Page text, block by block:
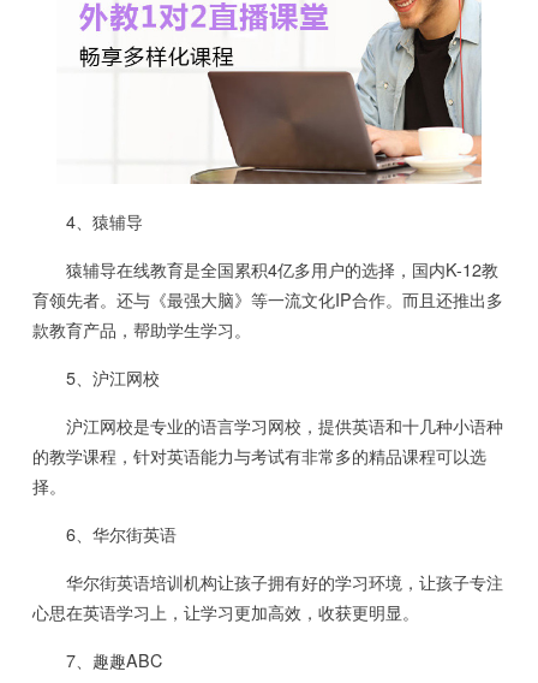
4、猿辅导
猿辅导在线教育是全国累积4亿多用户的选择，国内K-12教
育领先者。还与《最强大脑》等一流文化IP合作。而且还推出多
款教育产品，帮助学生学习。
5、沪江网校
沪江网校是专业的语言学习网校，提供英语和十几种小语种
的教学课程，针对英语能力与考试有非常多的精品课程可以选
择。
6、华尔街英语
华尔街英语培训机构让孩子拥有好的学习环境，让孩子专注
心思在英语学习上，让学习更加高效，收获更明显。
7、趣趣ABC